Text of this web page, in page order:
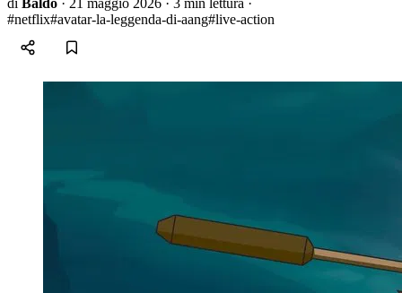
#netflix#avatar-la-leggenda-di-aang#live-action